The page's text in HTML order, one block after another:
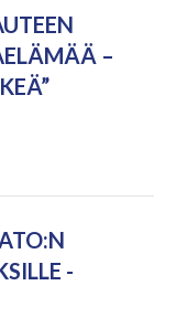
–
-